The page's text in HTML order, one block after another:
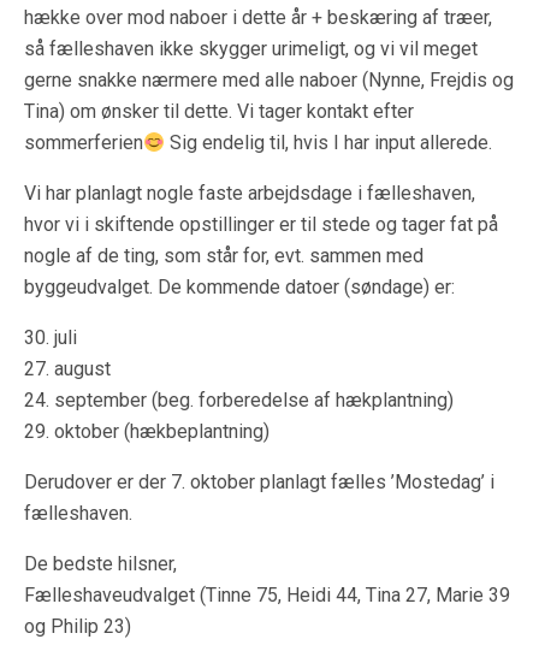
hække over mod naboer i dette år + beskæring af træer,
så fælleshaven ikke skygger urimeligt, og vi vil meget
gerne snakke nærmere med alle naboer (Nynne, Frejdis og
Tina) om ønsker til dette. Vi tager kontakt efter
sommerferien
Sig endelig til, hvis I har input allerede.
Vi har planlagt nogle faste arbejdsdage i fælleshaven,
hvor vi i skiftende opstillinger er til stede og tager fat på
nogle af de ting, som står for, evt. sammen med
byggeudvalget. De kommende datoer (søndage) er:
30. juli
27. august
24. september (beg. forberedelse af hækplantning)
29. oktober (hækbeplantning)
Derudover er der 7. oktober planlagt fælles ’Mostedag’ i
fælleshaven.
De bedste hilsner,
Fælleshaveudvalget (Tinne 75, Heidi 44, Tina 27, Marie 39
og Philip 23)